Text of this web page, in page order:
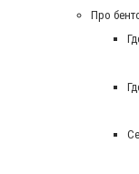
Про